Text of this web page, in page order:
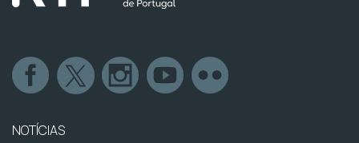
NOTÍCIAS